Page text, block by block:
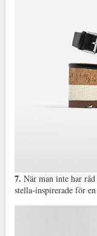
7. När man inte har
stella-inspirerade för